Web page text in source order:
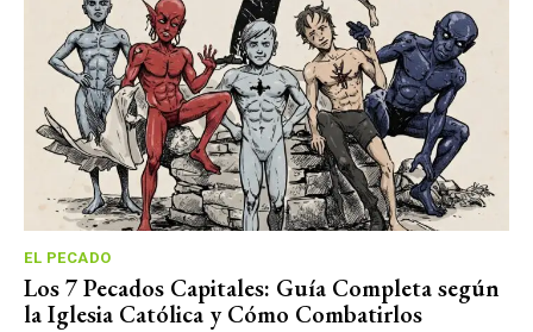
EL PECADO
Los 7 Pecados Capitales: Guía Completa según
la Iglesia Católica y Cómo Combatirlos